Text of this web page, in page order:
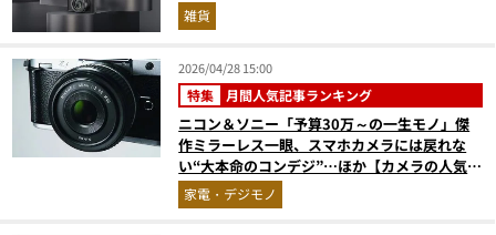
雑貨
2026/04/28 15:00
特集 月間人気記事ランキング
ニコン＆ソニー「予算30万～の一生モノ」傑
作ミラーレス一眼、スマホカメラには戻れな
い“大本命のコンデジ”…ほか【カメラの人気記
事ランキングベスト3】（2026年3月版）
家電・デジモノ